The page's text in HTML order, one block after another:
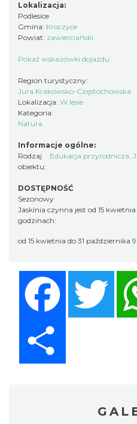
Lokalizacja:
Podlesice
Gmina: Kroczyce
Powiat: zawierciański
Pokaż wskazówki dojazdu
Region turystyczny:
Jura Krakowsko-Częstochowska
Lokalizacja: W lesie
Kategoria:
Natura
Informacje ogólne:
Rodzaj
obiektu:
Edukacja przyrodnicza,
DOSTĘPNOŚĆ
Sezonowy
Jaskinia czynna jest od 15
godzinach:
od 15 kwietnia do 31 października